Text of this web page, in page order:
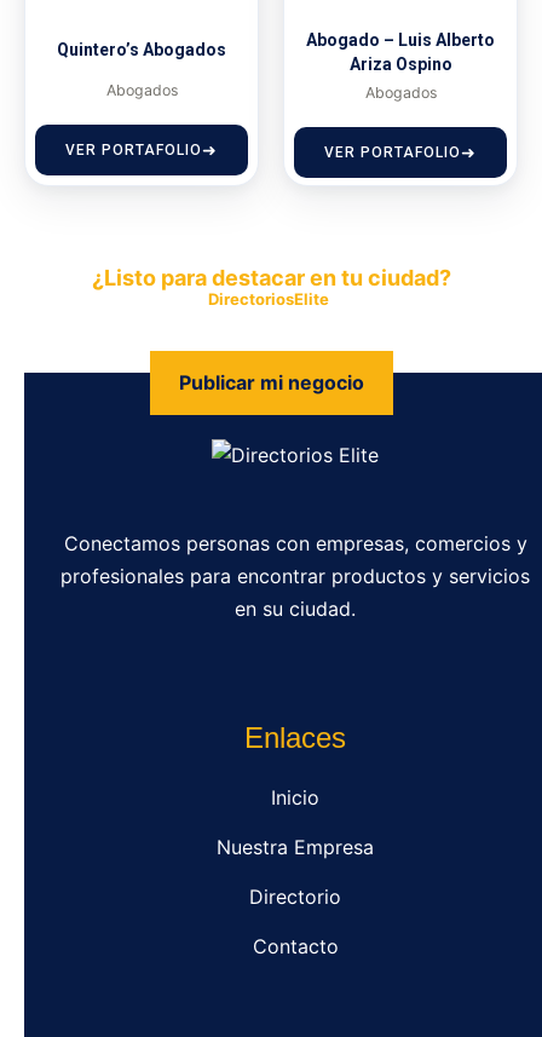
Quintero’s Abogados
Abogados
VER PORTAFOLIO
Abogado – Luis Alberto
Ariza Ospino
Abogados
VER PORTAFOLIO
¿Listo para destacar en tu ciudad?
DirectoriosElite
Publicar mi negocio
Conectamos personas con empresas, comercios y
profesionales para encontrar productos y servicios
en su ciudad.
Enlaces
Inicio
Nuestra Empresa
Directorio
Contacto